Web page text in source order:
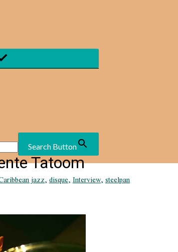
Search Button
Tatoom
jazz,disque,Interview,steelpan